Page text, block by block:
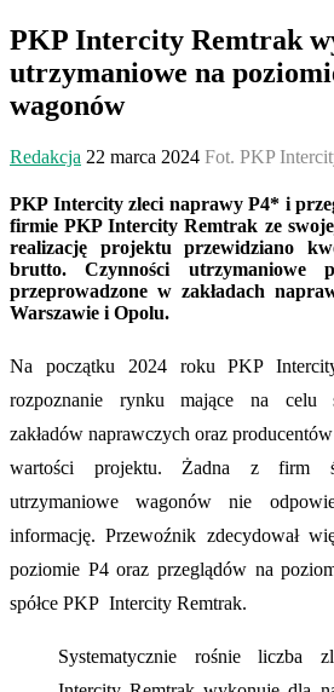
PKP Intercity Remtrak
utrzymaniowe na
wagonów
Redakcja 22 marca 2024 Fot. PKP
PKP Intercity zleci naprawy P4* i
firmie PKP Intercity Remtrak ze
realizację projektu przewidziano
brutto. Czynności utrzymaniowe
przeprowadzone w zakładach
Warszawie i Opolu.
Na początku 2024 roku PKP
rozpoznanie rynku mające na celu
zakładów naprawczych oraz
wartości projektu. Żadna z firm
utrzymaniowe wagonów nie
informację. Przewoźnik zdecydował
poziomie P4 oraz przeglądów na
spółce PKP Intercity Remtrak.
Systematycznie rośnie liczba